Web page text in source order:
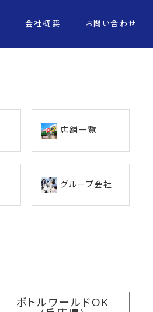
会社概要 お問い合わせ
店舗一覧
グループ会社
ボトルワールドOK